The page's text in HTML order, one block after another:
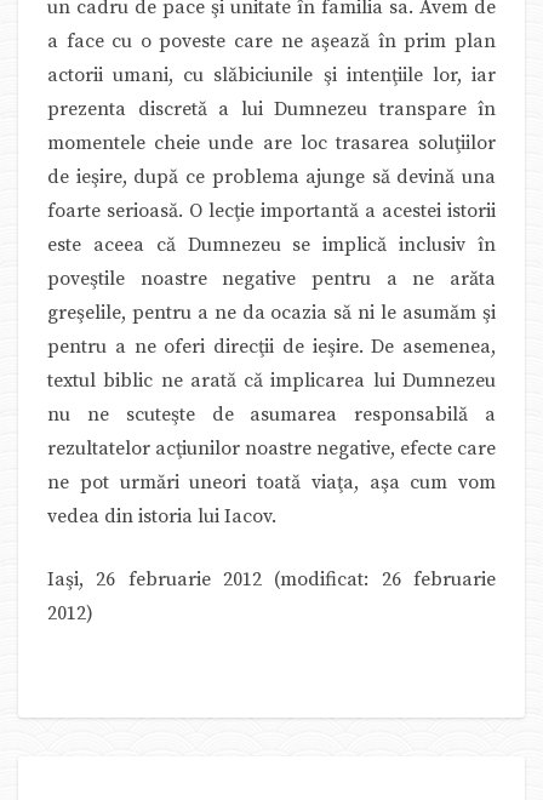
un cadru de pace şi unitate în familia sa. Avem de
a face cu o poveste care ne aşează în prim plan
actorii umani, cu slăbiciunile şi intenţiile lor, iar
prezenta discretă a lui Dumnezeu transpare în
momentele cheie unde are loc trasarea soluţiilor
de ieşire, după ce problema ajunge să devină una
foarte serioasă. O lecţie importantă a acestei istorii
este aceea că Dumnezeu se implică inclusiv în
poveştile noastre negative pentru a ne arăta
greşelile, pentru a ne da ocazia să ni le asumăm şi
pentru a ne oferi direcţii de ieşire. De asemenea,
textul biblic ne arată că implicarea lui Dumnezeu
nu ne scuteşte de asumarea responsabilă a
rezultatelor acţiunilor noastre negative, efecte care
ne pot urmări uneori toată viaţa, aşa cum vom
vedea din istoria lui Iacov.
Iaşi, 26 februarie 2012 (modificat: 26 februarie
2012)